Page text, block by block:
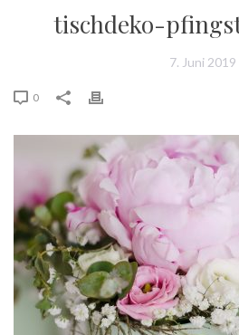
tischdeko-
7. Juni 2019
0